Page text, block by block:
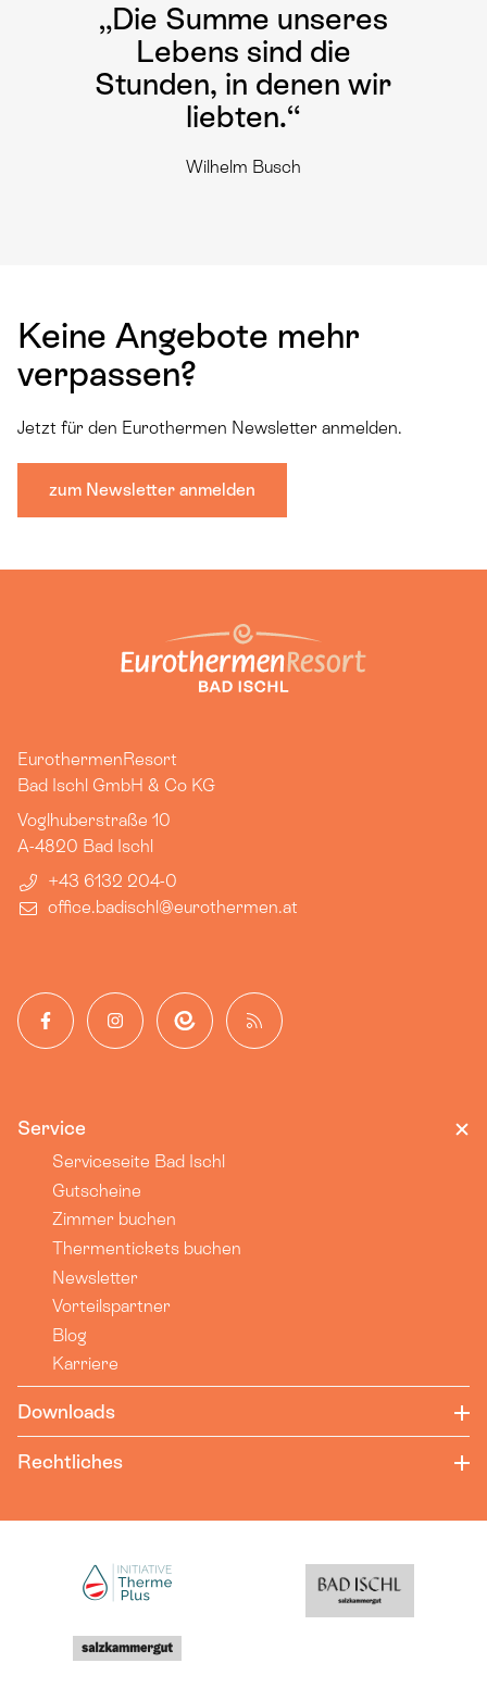
„Die Summe unseres
Lebens sind die
Stunden, in denen wir
liebten.“
Wilhelm Busch
Keine Angebote mehr
verpassen?
Jetzt für den Eurothermen Newsletter anmelden.
zum Newsletter anmelden
EurothermenResort
Bad Ischl GmbH & Co KG
Voglhuberstraße 10
A-4820 Bad Ischl
+43 6132 204-0
office.badischl​@eurothermen.at
FacebookInstagramApp Blog
Service
Serviceseite Bad Ischl
Gutscheine
Zimmer buchen
Thermentickets buchen
Newsletter
Vorteilspartner
Blog
Karriere
Downloads
Rechtliches